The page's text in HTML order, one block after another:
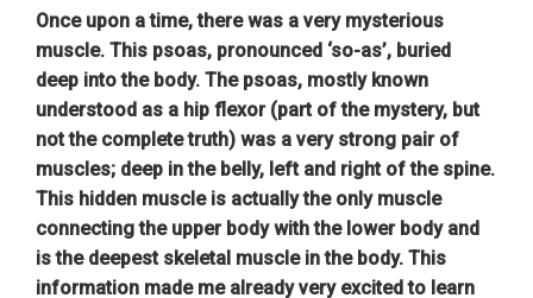
Once upon a time, there was a very mysterious
muscle. This psoas, pronounced ‘so-as’, buried
deep into the body. The psoas, mostly known
understood as a hip flexor (part of the mystery, but
not the complete truth) was a very strong pair of
muscles; deep in the belly, left and right of the spine.
This hidden muscle is actually the only muscle
connecting the upper body with the lower body and
is the deepest skeletal muscle in the body. This
information made me already very excited to learn